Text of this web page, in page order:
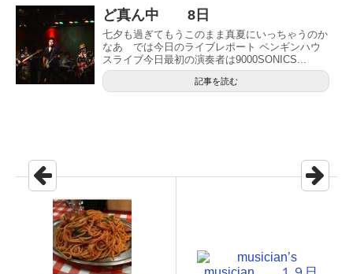
ど真ん中 8日
七夕も過ぎてもうこのまま真夏にいっちゃうのか
なあ では今日のライブレポート ペンギンハウ
スライブ今日最初の演奏者は9000SONICS...
記事を読む